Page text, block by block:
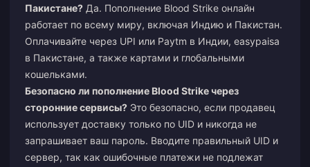
Пакистане? Да. Пополнение Blood Strike онлайн
работает по всему миру, включая Индию и Пакистан.
Оплачивайте через UPI или Paytm в Индии, easypaisa
в Пакистане, а также картами и глобальными
кошельками.
Безопасно ли пополнение Blood Strike через
сторонние сервисы? Это безопасно, если продавец
использует доставку только по UID и никогда не
запрашивает ваш пароль. Вводите правильный UID и
сервер, так как ошибочные платежи не подлежат